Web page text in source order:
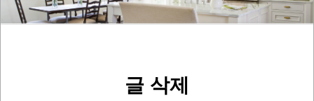
글 삭제